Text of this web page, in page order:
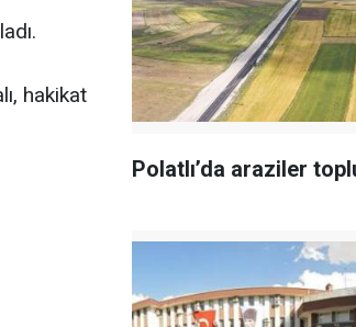
hakikat
Polatlı’da araziler